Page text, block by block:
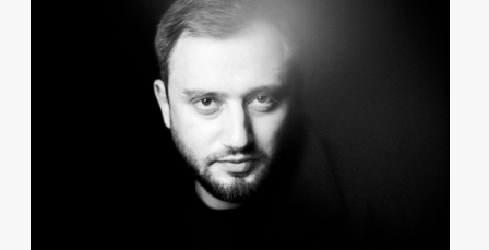
Контакты
Вход